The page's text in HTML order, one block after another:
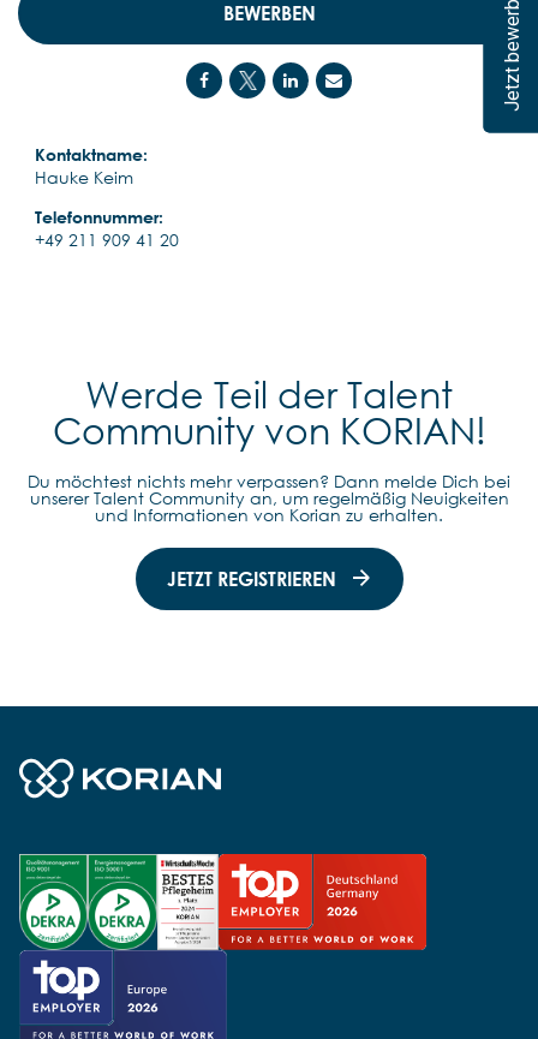
Jetzt bewerben
BEWERBEN
Kontaktname:
Hauke Keim
Telefonnummer:
+49 211 909 41 20
Werde Teil der Talent
Community von KORIAN!
Du möchtest nichts mehr verpassen? Dann melde Dich bei
unserer Talent Community an, um regelmäßig Neuigkeiten
und Informationen von Korian zu erhalten.
JETZT REGISTRIEREN